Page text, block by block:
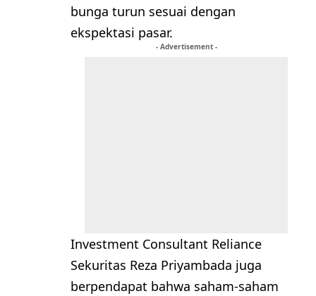
bunga turun sesuai dengan
ekspektasi pasar.
- Advertisement -
Investment Consultant Reliance
Sekuritas Reza Priyambada juga
berpendapat bahwa saham-saham